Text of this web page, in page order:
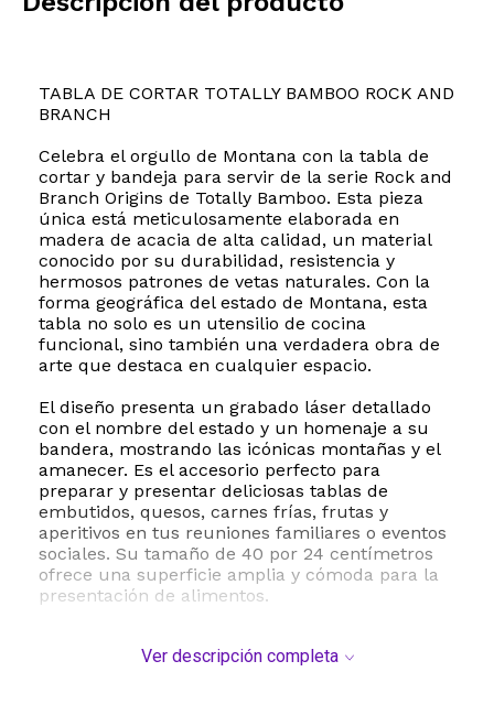
TABLA DE CORTAR TOTALLY BAMBOO ROCK AND
BRANCH
Celebra el orgullo de Montana con la tabla de
cortar y bandeja para servir de la serie Rock and
Branch Origins de Totally Bamboo. Esta pieza
única está meticulosamente elaborada en
madera de acacia de alta calidad, un material
conocido por su durabilidad, resistencia y
hermosos patrones de vetas naturales. Con la
forma geográfica del estado de Montana, esta
tabla no solo es un utensilio de cocina
funcional, sino también una verdadera obra de
arte que destaca en cualquier espacio.
El diseño presenta un grabado láser detallado
con el nombre del estado y un homenaje a su
bandera, mostrando las icónicas montañas y el
amanecer. Es el accesorio perfecto para
preparar y presentar deliciosas tablas de
embutidos, quesos, carnes frías, frutas y
aperitivos en tus reuniones familiares o eventos
sociales. Su tamaño de 40 por 24 centímetros
ofrece una superficie amplia y cómoda para la
presentación de alimentos.
un lazo para colgar que permite exhibirla
Ver descripción completa